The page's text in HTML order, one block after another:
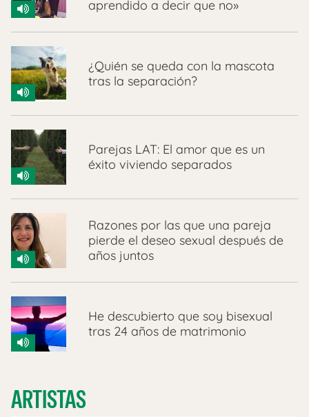
aprendido a decir que no»
¿Quién se queda con la mascota
tras la separación?
Parejas LAT: El amor que es un
éxito viviendo separados
Razones por las que una pareja
pierde el deseo sexual después de
años juntos
He descubierto que soy bisexual
tras 24 años de matrimonio
ARTISTAS